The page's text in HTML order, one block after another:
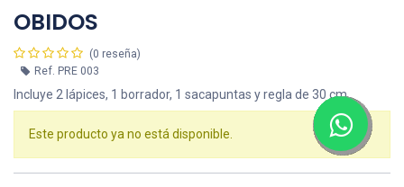
OBIDOS
(0 reseña)
Ref. PRE 003
Incluye 2 lápices, 1 borrador, 1 sacapuntas y regla de 30 cm.
Este producto ya no está disponible.